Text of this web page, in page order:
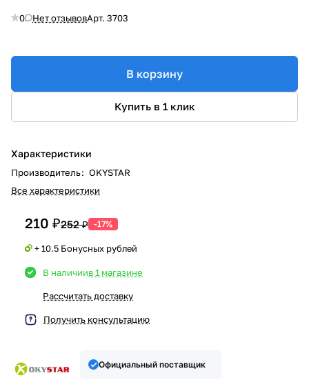
0 Нет отзывовАрт. 3703
В корзину
Купить в 1 клик
Характеристики
Производитель: OKYSTAR
Все характеристики
210 ₽252 ₽ -17%
+ 10.5 Бонусных рублей
В наличиив 1 магазине
Рассчитать доставку
Получить консультацию
Официальный поставщик